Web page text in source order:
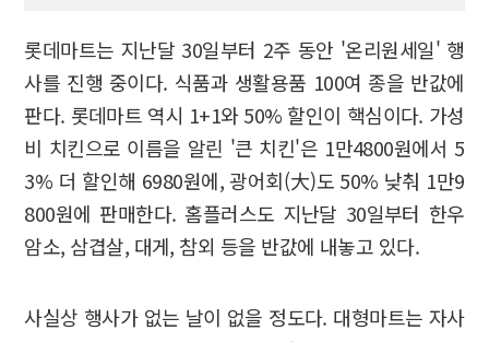
롯데마트는 지난달 30일부터 2주 동안 '온리원세일' 행
사를 진행 중이다. 식품과 생활용품 100여 종을 반값에
판다. 롯데마트 역시 1+1와 50% 할인이 핵심이다. 가성
비 치킨으로 이름을 알린 '큰 치킨'은 1만4800원에서 5
3% 더 할인해 6980원에, 광어회(大)도 50% 낮춰 1만9
800원에 판매한다. 홈플러스도 지난달 30일부터 한우
암소, 삼겹살, 대게, 참외 등을 반값에 내놓고 있다.
사실상 행사가 없는 날이 없을 정도다. 대형마트는 자사